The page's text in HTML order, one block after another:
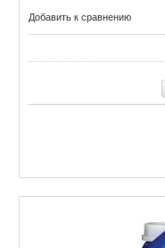
Добавить к сравнению